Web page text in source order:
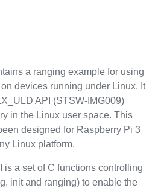
a ranging example for using
devices running under Linux. It
API (STSW-IMG009)
in the Linux user space. This
designed for Raspberry Pi 3
Linux platform.
a set of C functions controlling
init and ranging) to enable the